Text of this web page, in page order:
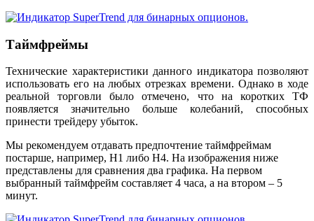
Таймфреймы
Технические характеристики данного индикатора позволяют
использовать его на любых отрезках времени. Однако в ходе
реальной торговли было отмечено, что на коротких ТФ
появляется значительно больше колебаний, способных
принести трейдеру убыток.
Мы рекомендуем отдавать предпочтение таймфреймам
постарше, например, H1 либо H4. На изображения ниже
представлены для сравнения два графика. На первом
выбранный таймфрейм составляет 4 часа, а на втором – 5
минут.